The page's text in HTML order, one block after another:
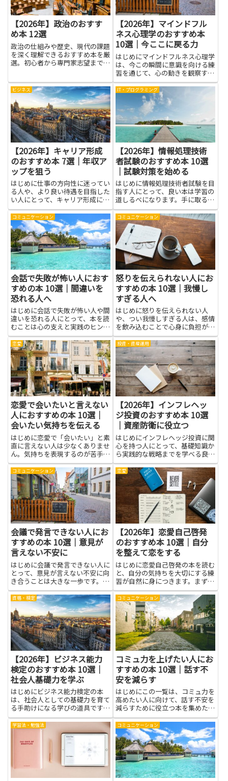
【2026年】政治のおすす
め本 12選
政治の仕組みや歴史、現代の課題
を深く理解できるおすすめ本を厳
選。初心者から専門家志望まで幅
【2026年】マインドフル
ネス心理学のおすすめ本
10選｜今ここに戻る力
はじめにマインドフルネス心理学
は、今この瞬間に意識を向ける練
習を通じて、心の動きを観察する
力を育てる分野です。読むとき
は、難しい理論よりも、日常の場
面で使える考え方に触れることが
多く、学校や仕事、家事の合間に
も取り入れやすいのが特徴です。
今...
ビジネス
【2026年】キャリア形成
のおすすめ本 7選｜年収ア
ップを狙う
はじめに仕事の方向性に迷ってい
る人や、より良い待遇を目指した
い人にとって、キャリア形成につ
いて学ぶことは大きな助けになり
ます。本で得られる知識は、目標
設定の仕方やスキルの磨き方、職
場での立ち回り方など、具体的な
行動に結びつけやすいのが特徴
で...
IT・プログラミング
【2026年】情報処理技術
者試験のおすすめ本 10選
｜試験対策を始める
はじめに情報処理技術者試験を目
指す人にとって、良い本は学習の
道しるべになります。手に取る
と、難解な仕組みがわかりやすく
整理され、覚えるべきポイントが
まとまって見えてきます。分野ご
との特徴や出題の傾向をつかむこ
とで、何を優先して学ぶべきかが
見...
コミュニケーション
会話で失敗が怖い人におす
すめの本 10選｜間違いを
恐れる人へ
はじめに会話で失敗が怖い人や間
違いを恐れる人にとって、本を読
むことは心の支えと実践のヒント
が同時に得られる方法です。間違
いを恐れる人が抱く不安は、話し
方の技術不足や失敗の捉え方に由
来することが多く、適切な知識に
触れるだけで見方が変わりま
す。...
コミュニケーション
怒りを伝えられない人にお
すすめの本 10選｜我慢し
すぎる人へ
はじめに怒りを伝えられない人
や、つい我慢しすぎる人は、感情
を飲み込むことで心身に負担がた
まりやすく、対人関係にもすれ違
いが生じがちです。この記事で紹
介する本を読むと、怒りの背景に
ある思い込みや期待を整理し、自
分の気持ちを言葉にする力を育て
ら...
恋愛
恋愛で会いたいと言えない
人におすすめの本 10選｜
会いたい気持ちを伝える
はじめに恋愛で「会いたい」と素
直に言えない人は少なくありませ
ん。気持ちを表現するのが苦手だ
と、誤解やすれ違いが生まれやす
く、関係がぎこちなくなることも
あります。本を読むことで、自分
の内面を整理し、どう伝えれば自
分も相手も安心できるかを学べ
ま...
投資・資産運用
【2026年】インフレヘッ
ジ投資のおすすめ本 10選
｜資産防衛に役立つ
はじめにインフレヘッジ投資に関
心を持つ人にとって、基礎知識か
ら実践的な戦略までを学べる良書
は強力な味方になります。本記事
では、資産防衛につながる視点で
選んだおすすめ本を紹介します。
書籍を読むことで、インフレの仕
組みやその影響を理解し、現金
以...
コミュニケーション
会議で発言できない人にお
すすめの本 10選｜意見が
言えない不安に
はじめに会議で発言できない人に
とって、意見が言えない不安に向
き合うことは大きな一歩です。本
で学べるのは、ただのノウハウだ
けではありません。考えを整理す
る方法、伝え方の型、心の落ち着
け方、少しずつ実践するための習
慣づくりなど、実践的なスキル
と...
恋愛
【2026年】恋愛自己啓発
のおすすめ本 10選｜自分
を整えて恋をする
はじめに恋愛自己啓発の本を読む
と、自分の気持ちを大切にする練
習が自然に身につきます。まず自
分が何を望むかを言葉にする力が
つくと、相手と話すときのずれが
減り、伝え方もやさしくなりま
す。自分を知ることは相手を思い
やる第一歩です。過去の傷やモヤ
モ...
資格・検定
【2026年】ビジネス能力
検定のおすすめ本 10選｜
社会人基礎力を学ぶ
はじめにビジネス能力検定の本
は、社会人としての基礎力を育て
る手助けになる学びの道具です。
ページをめくるたびに、仕事の現
場で役立つ考え方や手順を手に入
れることができ、日々の業務の見
通しが立てやすくなります。具体
的には、情報を整理して伝えるコ
コミュニケーション
コミュ力を上げたい人にお
すすめの本 10選｜話す不
安を減らす
はじめにこの一覧は、コミュ力を
高めたい人に向けて、話す不安を
減らすために役立つ本を集めたも
のです。読書を通して得られるの
は単なる知識だけではなく、具体
的な実践方法や考え方の変え方で
す。相手に伝わりやすい言い回し
や聴き方、緊張を和らげる心の
整...
学習法・勉強法 コミュニケーション